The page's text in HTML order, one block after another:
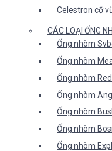
Celestron cỡ
CÁC LOẠI ỐNG
Ống nhòm
Ống nhòm
Ống nhòm
Ống nhòm
Ống nhòm
Ống nhòm
Ống nhòm